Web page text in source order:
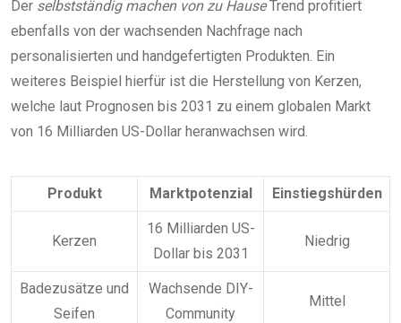
Der selbstständig machen von zu HauseTrend profitiert
ebenfalls von der wachsenden Nachfrage nach
personalisierten und handgefertigten Produkten. Ein
weiteres Beispiel hierfür ist die Herstellung von Kerzen,
welche laut Prognosen bis 2031 zu einem globalen Markt
von 16 Milliarden US-Dollar heranwachsen wird.
Produkt Marktpotenzial Einstiegshürden
Kerzen
16 Milliarden US-
Dollar bis 2031
Niedrig
Badezusätze und
Seifen
Wachsende DIY-
Community
Mittel